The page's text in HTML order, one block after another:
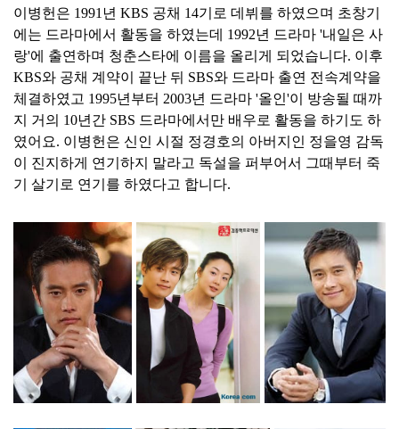
이병헌은 1991년 KBS 공채 14기로 데뷔를 하였으며 초창기
에는 드라마에서 활동을 하였는데 1992년 드라마 '내일은 사
랑'에 출연하며 청춘스타에 이름을 올리게 되었습니다. 이후
KBS와 공채 계약이 끝난 뒤 SBS와 드라마 출연 전속계약을
체결하였고 1995년부터 2003년 드라마 '올인'이 방송될 때까
지 거의 10년간 SBS 드라마에서만 배우로 활동을 하기도 하
였어요. 이병헌은 신인 시절 정경호의 아버지인 정을영 감독
이 진지하게 연기하지 말라고 독설을 퍼부어서 그때부터 죽
기 살기로 연기를 하였다고 합니다.